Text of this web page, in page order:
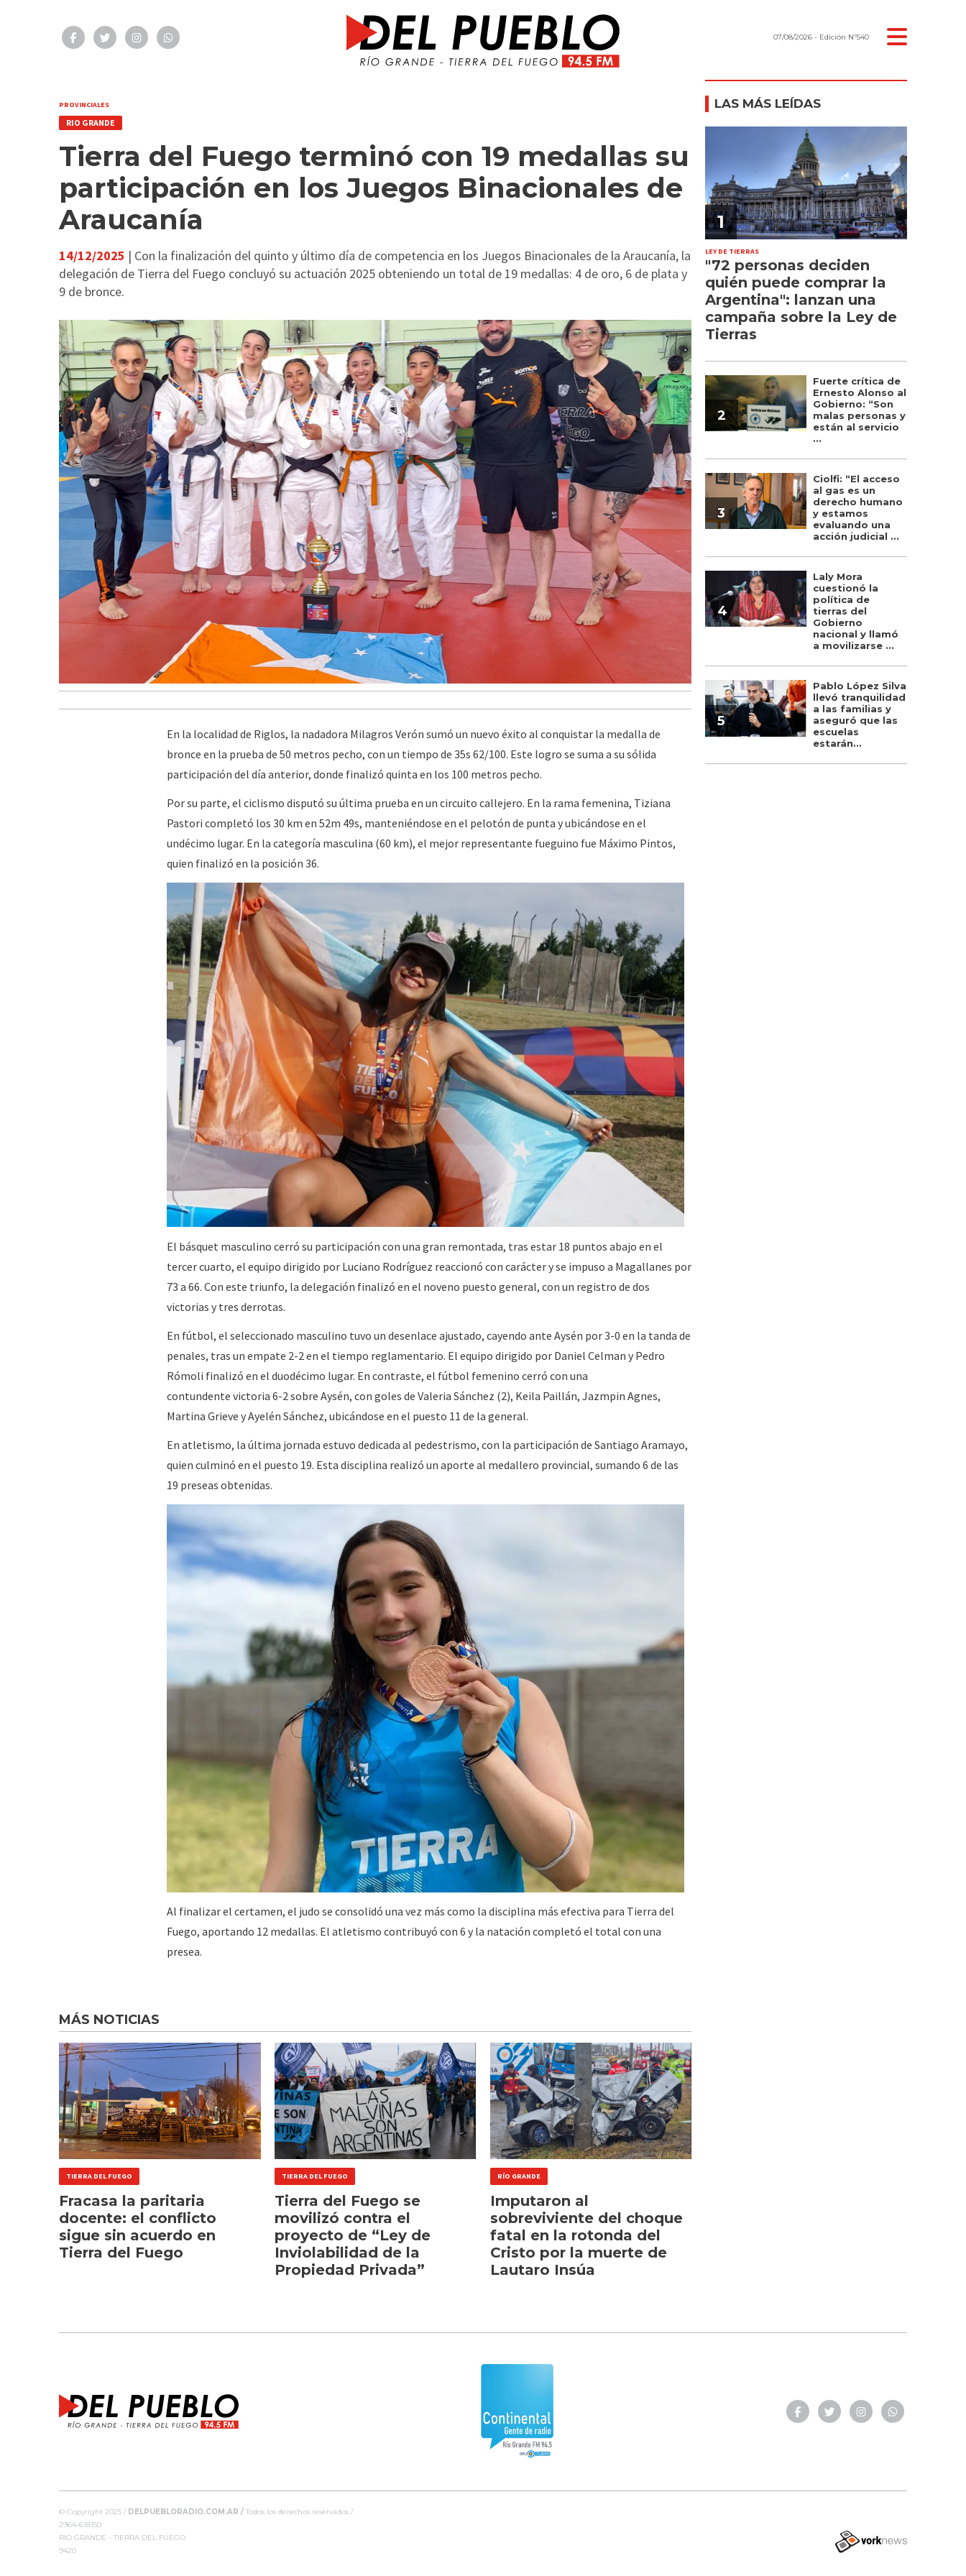
07/08/2026 - Edición Nº540
PROVINCIALES
RIO GRANDE
Tierra del Fuego terminó con 19 medallas su
participación en los Juegos Binacionales de
Araucanía
14/12/2025 | Con la finalización del quinto y último día de competencia en los Juegos Binacionales de la Araucanía, la
delegación de Tierra del Fuego concluyó su actuación 2025 obteniendo un total de 19 medallas: 4 de oro, 6 de plata y
9 de bronce.
En la localidad de Riglos, la nadadora Milagros Verón sumó un nuevo éxito al conquistar la medalla de
bronce en la prueba de 50 metros pecho, con un tiempo de 35s 62/100. Este logro se suma a su sólida
participación del día anterior, donde finalizó quinta en los 100 metros pecho.
Por su parte, el ciclismo disputó su última prueba en un circuito callejero. En la rama femenina, Tiziana
Pastori completó los 30 km en 52m 49s, manteniéndose en el pelotón de punta y ubicándose en el
undécimo lugar. En la categoría masculina (60 km), el mejor representante fueguino fue Máximo Pintos,
quien finalizó en la posición 36.
El básquet masculino cerró su participación con una gran remontada, tras estar 18 puntos abajo en el
tercer cuarto, el equipo dirigido por Luciano Rodríguez reaccionó con carácter y se impuso a Magallanes por
73 a 66. Con este triunfo, la delegación finalizó en el noveno puesto general, con un registro de dos
victorias y tres derrotas.
En fútbol, el seleccionado masculino tuvo un desenlace ajustado, cayendo ante Aysén por 3-0 en la tanda de
penales, tras un empate 2-2 en el tiempo reglamentario. El equipo dirigido por Daniel Celman y Pedro
Rómoli finalizó en el duodécimo lugar. En contraste, el fútbol femenino cerró con una
contundente victoria 6-2 sobre Aysén, con goles de Valeria Sánchez (2), Keila Paillán, Jazmpin Agnes,
Martina Grieve y Ayelén Sánchez, ubicándose en el puesto 11 de la general.
En atletismo, la última jornada estuvo dedicada al pedestrismo, con la participación de Santiago Aramayo,
quien culminó en el puesto 19. Esta disciplina realizó un aporte al medallero provincial, sumando 6 de las
19 preseas obtenidas.
Al finalizar el certamen, el judo se consolidó una vez más como la disciplina más efectiva para Tierra del
Fuego, aportando 12 medallas. El atletismo contribuyó con 6 y la natación completó el total con una
presea.
MÁS NOTICIAS
TIERRA DEL FUEGO
Fracasa la paritaria
docente: el conflicto
sigue sin acuerdo en
Tierra del Fuego
TIERRA DEL FUEGO
Tierra del Fuego se
movilizó contra el
proyecto de “Ley de
Inviolabilidad de la
Propiedad Privada”
RÍO GRANDE
Imputaron al
sobreviviente del choque
fatal en la rotonda del
Cristo por la muerte de
Lautaro Insúa
LAS MÁS LEÍDAS
1
LEY DE TIERRAS
"72 personas deciden
quién puede comprar la
Argentina": lanzan una
campaña sobre la Ley de
Tierras
2
Fuerte crítica de
Ernesto Alonso al
Gobierno: “Son
malas personas y
están al servicio
...
3
Ciolfi: “El acceso
al gas es un
derecho humano
y estamos
evaluando una
acción judicial ...
4
Laly Mora
cuestionó la
política de
tierras del
Gobierno
nacional y llamó
a movilizarse ...
5
Pablo López Silva
llevó tranquilidad
a las familias y
aseguró que las
escuelas
estarán...
© Copyright 2025 / DELPUEBLORADIO.COM.AR / Todos los derechos reservados /
2964-618150
RIO GRANDE - TIERRA DEL FUEGO
9420